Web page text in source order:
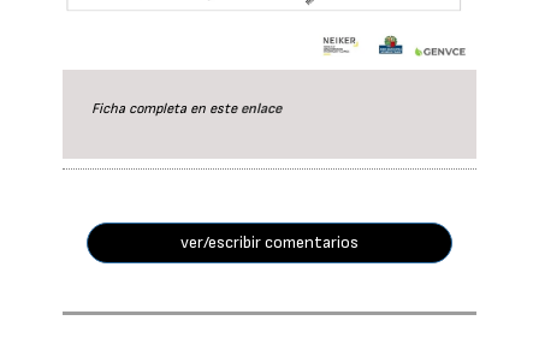
Ficha completa en este enlace
ver/escribir comentarios